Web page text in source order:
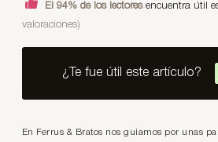
El 94% de los lectoresencuentra útil
valoraciones)
¿Te fue útil este artículo?
En Ferrus & Bratos nos guiamos por unas